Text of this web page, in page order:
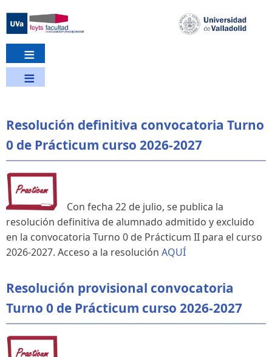
contenido
principal
Resolución definitiva convocatoria Turno
0 de Prácticum curso 2026-2027
Con fecha 22 de julio, se publica la
resolución definitiva de alumnado admitido y excluido
en la convocatoria Turno 0 de Prácticum II para el curso
2026-2027. Acceso a la resolución AQUÍ
Resolución provisional convocatoria
Turno 0 de Prácticum curso 2026-2027